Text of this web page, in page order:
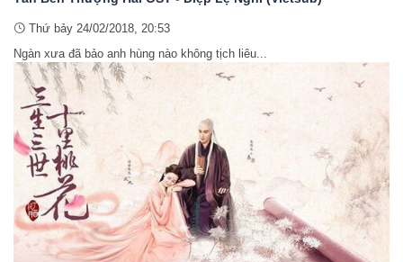
Thứ bảy 24/02/2018, 20:53
Ngàn xưa đã bảo anh hùng nào không tịch liêu...